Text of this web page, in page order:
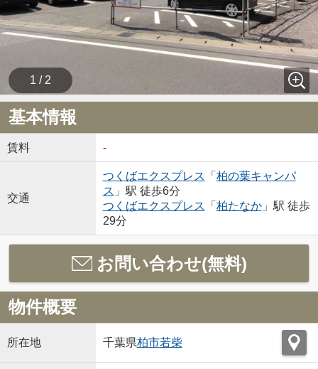
1 / 2
基本情報
賃料 -
交通
つくばエクスプレス 「 柏の葉キャンパ
ス 」駅 徒歩6分
つくばエクスプレス 「 柏たなか」駅 徒歩
29分
お問い合わせ(無料)
物件概要
所在地 千葉県柏市若柴